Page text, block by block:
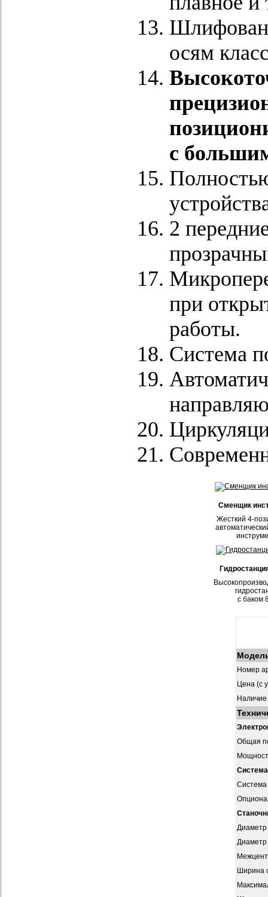
осям
с
2
при
работы.
Система
Сменщик
Жесткий 4-
с баком
Номер
Цена (с
Наличие
Общая
Диаметр
Диаметр
Ширина